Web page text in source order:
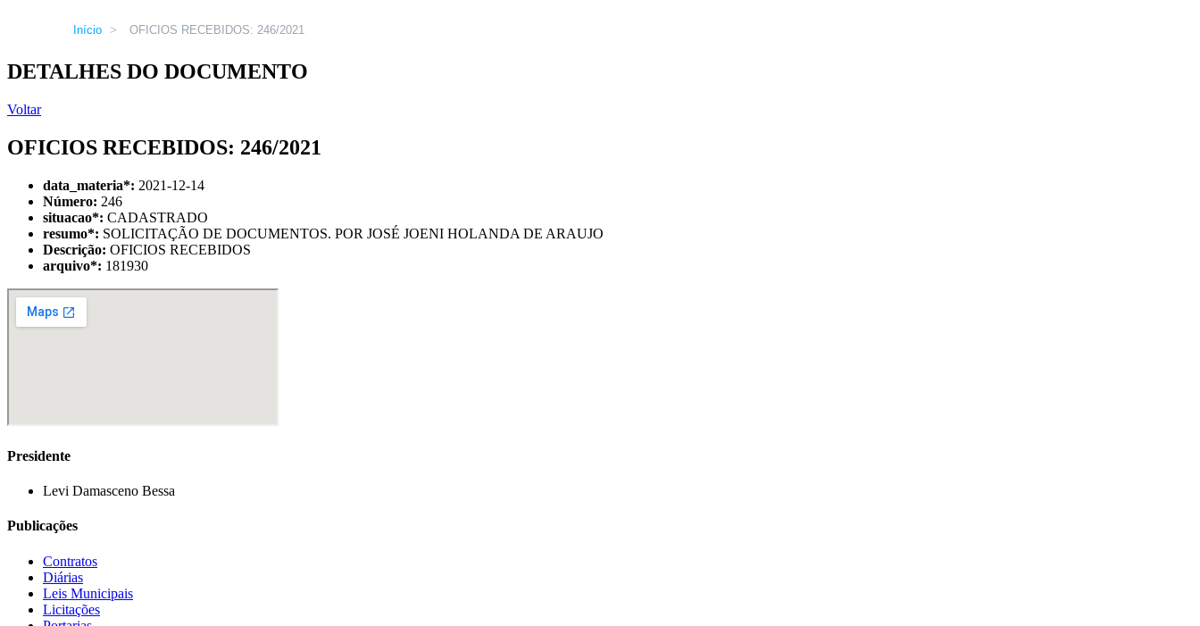
Início > OFICIOS RECEBIDOS: 246/2021
DETALHES DO DOCUMENTO
Voltar
OFICIOS RECEBIDOS: 246/2021
data_materia*: 2021-12-14
Número: 246
situacao*: CADASTRADO
resumo*: SOLICITAÇÃO DE DOCUMENTOS. POR JOSÉ JOENI HOLANDA DE ARAUJO
Descrição: OFICIOS RECEBIDOS
arquivo*: 181930
Presidente
Levi Damasceno Bessa
Publicações
Contratos
Diárias
Leis Municipais
Licitações